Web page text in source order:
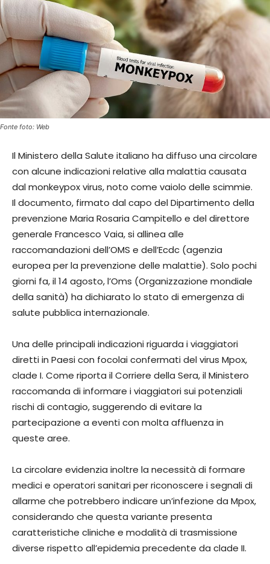
Fonte foto: Web
Il Ministero della Salute italiano ha diffuso una circolare
con alcune indicazioni relative alla malattia causata
dal monkeypox virus, noto come vaiolo delle scimmie.
Il documento, firmato dal capo del Dipartimento della
prevenzione Maria Rosaria Campitello e del direttore
generale Francesco Vaia, si allinea alle
raccomandazioni dell’OMS e dell’Ecdc (agenzia
europea per la prevenzione delle malattie). Solo pochi
giorni fa, il 14 agosto, l’Oms (Organizzazione mondiale
della sanità) ha dichiarato lo stato di emergenza di
salute pubblica internazionale.
Una delle principali indicazioni riguarda i viaggiatori
diretti in Paesi con focolai confermati del virus Mpox,
clade I. Come riporta il Corriere della Sera, il Ministero
raccomanda di informare i viaggiatori sui potenziali
rischi di contagio, suggerendo di evitare la
partecipazione a eventi con molta affluenza in
queste aree.
La circolare evidenzia inoltre la necessità di formare
medici e operatori sanitari per riconoscere i segnali di
allarme che potrebbero indicare un’infezione da Mpox,
considerando che questa variante presenta
caratteristiche cliniche e modalità di trasmissione
diverse rispetto all’epidemia precedente da clade II.